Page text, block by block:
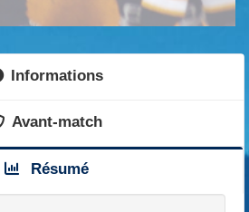
Informations
Avant-match
Résumé